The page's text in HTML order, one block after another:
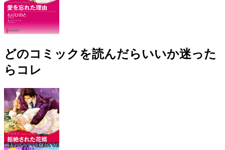
どのコミックを読んだらいいか迷った
らコレ